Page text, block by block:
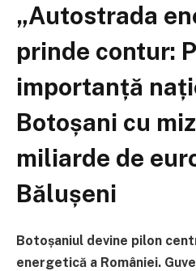
„Autostrada
prinde contur:
importanță
Botoșani cu
miliarde de
Bălușeni
Botoșaniul devine pilon
energetică a României.